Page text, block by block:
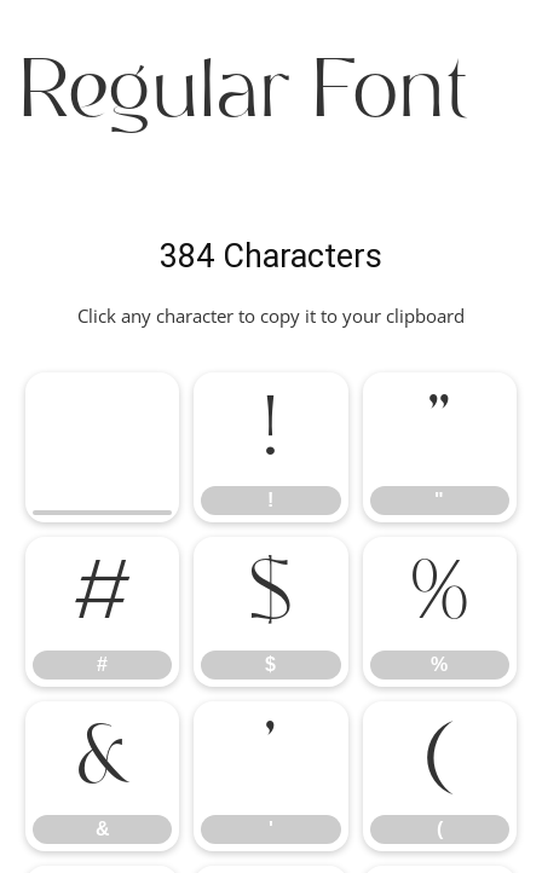
Regular Font
384 Characters
Click any character to copy it to your clipboard
!
!
"
"
#
#
$
$
%
%
&
&
'
'
(
(